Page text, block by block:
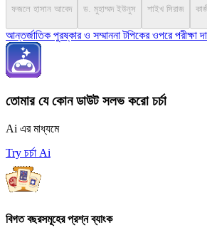
ফজলে হাসান আবেদ ড. মুহাম্মদ ইউনুস শাইখ সিরাজ
আন্তর্জাতিক পুরষ্কার ও সম্মাননা টপিকের ওপরে পরীক্ষা
তোমার যে কোন ডাউট সলভ করো চর্চা
Ai এর মাধ্যমে
Try চর্চা Ai
বিগত বছরসমূহের প্রশ্ন ব্যাংক